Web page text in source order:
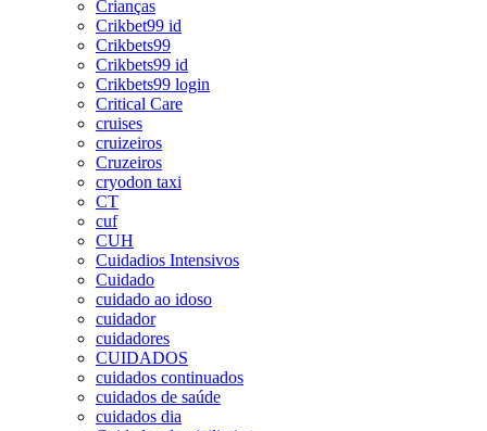
Crianças
Crikbet99 id
Crikbets99
Crikbets99 id
Crikbets99 login
Critical Care
cruises
cruizeiros
Cruzeiros
cryodon taxi
CT
cuf
CUH
Cuidadios Intensivos
Cuidado
cuidado ao idoso
cuidador
cuidadores
CUIDADOS
cuidados continuados
cuidados de saúde
cuidados dia